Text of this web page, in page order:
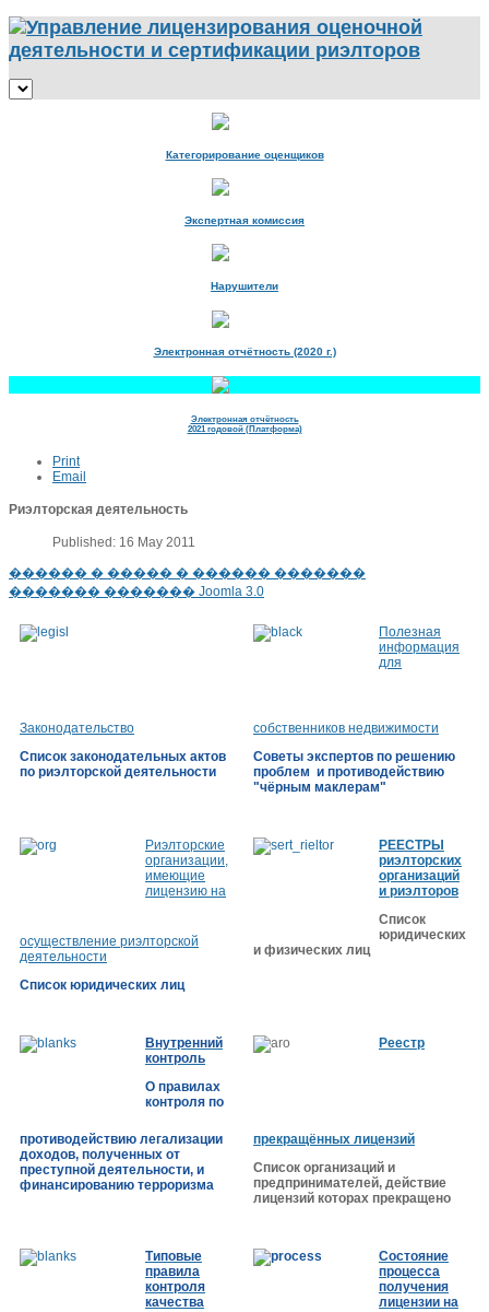
Категорирование оценщиков
Экспертная комиссия
Нарушители
Электронная отчётность (2020 г.)
Электронная отчётность
2021 годовой (Платформа)
Print
Email
Риэлторская деятельность
Published: 16 May 2011
������ � ����� � ������ �������
������� ������� Joomla 3.0
Законодательство
Список законодательных актов
по риэлторской деятельности
Полезная
информация
для
собственников недвижимости
Советы экспертов по решению
проблем и противодействию
"чёрным маклерам"
Риэлторские
организации,
имеющие
лицензию на
осуществление риэлторской
деятельности
Список юридических лиц
РЕЕСТРЫ
риэлторских
организаций
и риэлторов
Список
юридических
и физических лиц
Внутренний
контроль
О правилах
контроля по
противодействию легализации
доходов, полученных от
преступной деятельности, и
финансированию терроризма
Реестр
прекращённых лицензий
Список организаций и
предпринимателей, действие
лицензий которах прекращено
Типовые
правила
контроля
качества
Cостояние
процесса
получения
лицензии на